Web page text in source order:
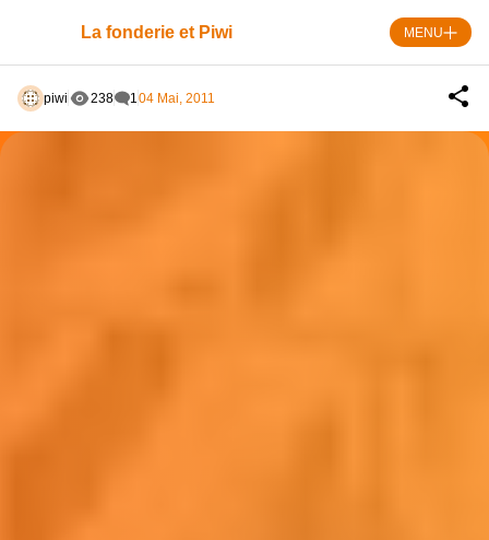
La fonderie et Piwi MENU
piwi 238 1 04 Mai, 2011